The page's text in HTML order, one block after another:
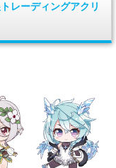
レーディングアクリ